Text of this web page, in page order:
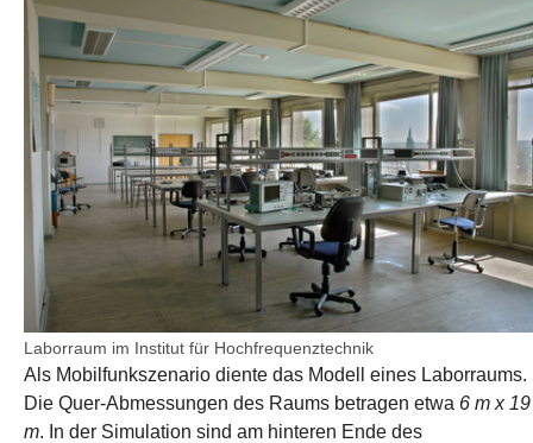
Laborraum im Institut für Hochfrequenztechnik
Als Mobilfunkszenario diente das Modell eines Laborraums.
Die Quer-Abmessungen des Raums betragen etwa 6 m x 19
m. In der Simulation sind am hinteren Ende des